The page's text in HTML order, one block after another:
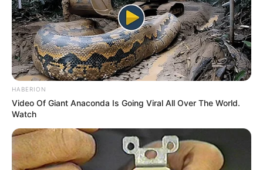
Pankotai Lili nem hagyta szó nélkül, hogy Magyar
Péter a sógorát nevezte ki igazságügyi
HABERION
Video Of Giant Anaconda Is Going Viral All Over The World.
Watch